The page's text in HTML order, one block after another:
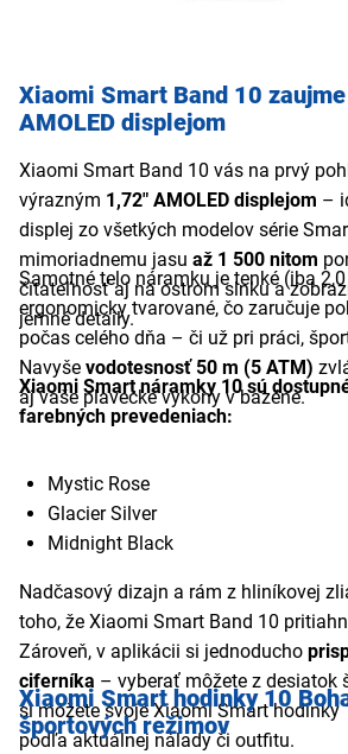
Xiaomi Smart Band 10
AMOLED displejom
Xiaomi Smart Band 10 vás na prvý
výrazným 1,72" AMOLED displejom –
displej zo všetkých modelov série
mimoriadnemu jasu až 1 500 nitom
čitateľnosť aj na ostrom slnku a
jemné detaily.
Samotné telo náramku je tenké (iba
ergonomicky tvarované, čo zaručuje
počas celého dňa – či už pri práci,
Navyše vodotesnosť 50 m (5 ATM)
aj vaše plavecké výkony v bazéne.
Xiaomi Smart náramky 10 sú
farebných prevedeniach:
Mystic Rose
Glacier Silver
Midnight Black
Nadčasový dizajn a rám z hliníkovej
toho, že Xiaomi Smart Band 10
Zároveň, v aplikácii si jednoducho
ciferníka – vyberať môžete z desiatok
si môžete svoje Xiaomi Smart hodinky
podľa aktuálnej nálady či outfitu.
Xiaomi Smart hodinky 10
športových režimov